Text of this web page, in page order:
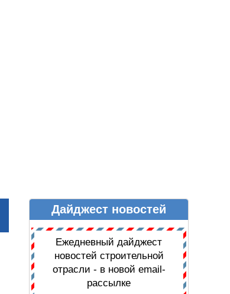
ДАЙДЖЕСТ НОВОСТЕЙДайджест новостей
Ежедневный дайджест
новостей строительной
отрасли - в новой email-
рассылке